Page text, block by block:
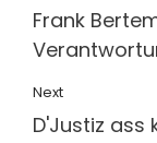
Frank
Next
D'Justiz ass